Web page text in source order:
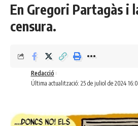
En Gregori Partagàs i
censura.
Última actualització: 25 de juliol de 2024
Redacció